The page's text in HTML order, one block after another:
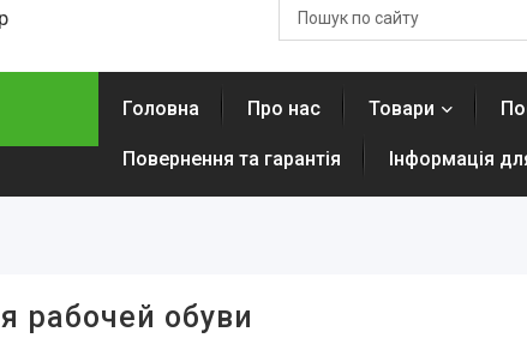
Головна Про нас Товари
Повернення та гарантія Інформація
рабочей обуви